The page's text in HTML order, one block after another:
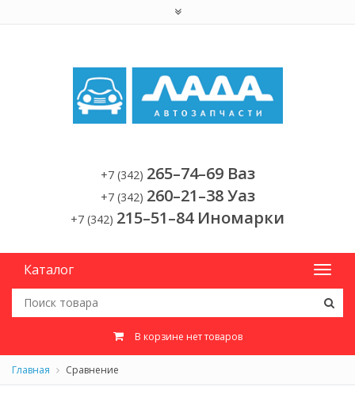
+7 (342) 265–74–69 Ваз
+7 (342) 260–21–38 Уаз
+7 (342) 215–51–84 Иномарки
Каталог
В корзине нет товаров
Главная Сравнение